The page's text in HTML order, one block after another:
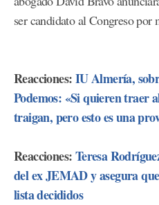
ser candidato al Congreso por
Reacciones:IU Almería,
Podemos: «Si quieren traer
traigan, pero esto es una
Reacciones:Teresa
del ex JEMAD y asegura
lista decididos